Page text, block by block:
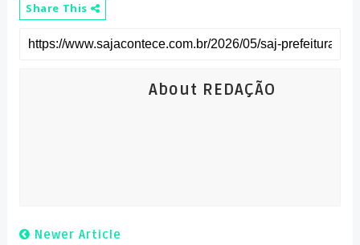
Share This
About REDAÇÃO
Newer Article